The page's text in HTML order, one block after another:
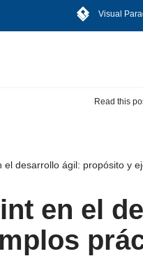
Visual
Read this
el desarrollo ágil: propósito y
en el